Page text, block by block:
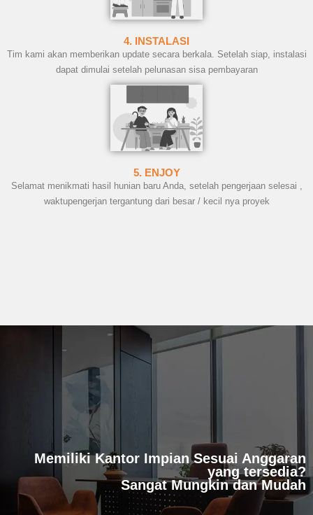
4. INSTALASI
Tim kami akan memberikan update secara berkala. Setelah siap, instalasi
dapat dimulai setelah pelunasan sisa pembayaran
5. ENJOY
Selamat menikmati hasil hunian baru Anda, setelah pengerjaan selesai ,
waktupengerjan tergantung dari besar / kecil nya proyek
Memiliki Kantor Impian Sesuai Anggaran
yang tersedia?
Sangat Mungkin dan Mudah